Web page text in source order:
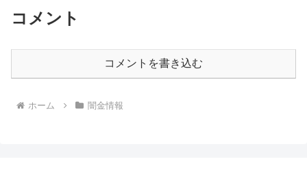
コメント
コメントを書き込む
ホーム 闇金情報